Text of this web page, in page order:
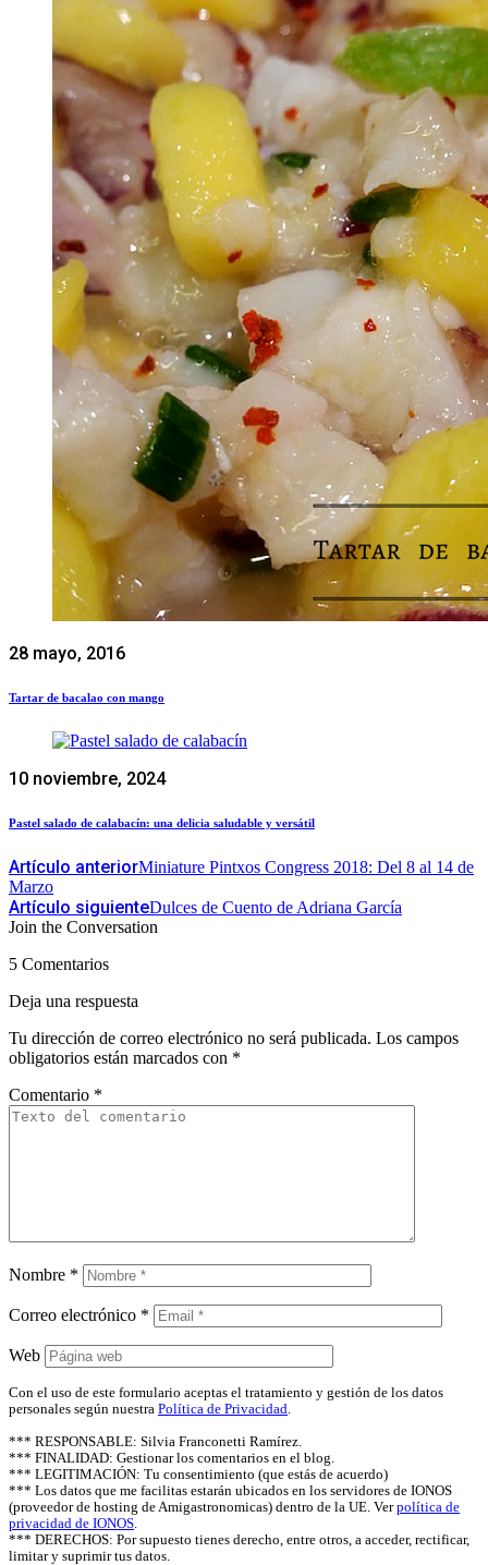
28 mayo, 2016
Tartar de bacalao con mango
10 noviembre, 2024
Pastel salado de calabacín: una delicia saludable y versátil
Artículo anteriorMiniature Pintxos Congress 2018: Del 8 al 14 de
Marzo
Artículo siguienteDulces de Cuento de Adriana García
Join the Conversation
5 Comentarios
Deja una respuesta
Tu dirección de correo electrónico no será publicada. Los campos
obligatorios están marcados con *
Comentario *
Nombre *
Correo electrónico *
Web
Con el uso de este formulario aceptas el tratamiento y gestión de los datos
personales según nuestra Política de Privacidad.
*** RESPONSABLE: Silvia Franconetti Ramírez.
*** FINALIDAD: Gestionar los comentarios en el blog.
*** LEGITIMACIÓN: Tu consentimiento (que estás de acuerdo)
*** Los datos que me facilitas estarán ubicados en los servidores de IONOS
(proveedor de hosting de Amigastronomicas) dentro de la UE. Verpolítica de
privacidad de IONOS.
*** DERECHOS: Por supuesto tienes derecho, entre otros, a acceder, rectificar,
limitar y suprimir tus datos.